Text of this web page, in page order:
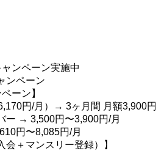
ンペーン実施中
ンペーン
ーン】
円/月）→ 3ヶ月間 月額3,900円
ー → 3,500円〜3,900円/月
円〜8,085円/月
会＋マンスリー登録）】